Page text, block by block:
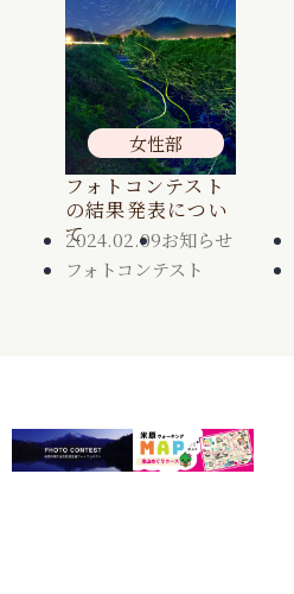
女性部
フォトコンテスト
の結果発表につい
て
2024.02.09お知らせ
フォトコンテスト